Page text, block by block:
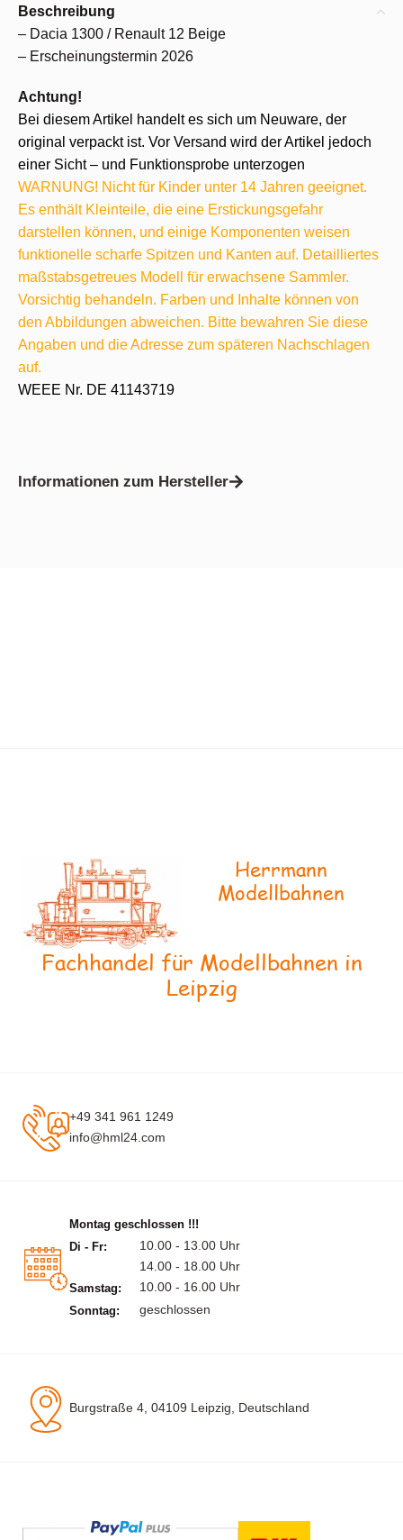
Beschreibung
– Dacia 1300 / Renault 12 Beige
– Erscheinungstermin 2026
Achtung!
Bei diesem Artikel handelt es sich um Neuware, der
original verpackt ist. Vor Versand wird der Artikel jedoch
einer Sicht – und Funktionsprobe unterzogen
WARNUNG! Nicht für Kinder unter 14 Jahren geeignet.
Es enthält Kleinteile, die eine Erstickungsgefahr
darstellen können, und einige Komponenten weisen
funktionelle scharfe Spitzen und Kanten auf. Detailliertes
maßstabsgetreues Modell für erwachsene Sammler.
Vorsichtig behandeln. Farben und Inhalte können von
den Abbildungen abweichen. Bitte bewahren Sie diese
Angaben und die Adresse zum späteren Nachschlagen
auf.
WEEE Nr. DE 41143719
Informationen zum Hersteller
Herrmann
Modellbahnen
Fachhandel für Modellbahnen in
Leipzig
+49 341 961 1249
info@hml24.com
Montag geschlossen !!!
Di - Fr:
10.00 - 13.00 Uhr
14.00 - 18.00 Uhr
Samstag: 10.00 - 16.00 Uhr
Sonntag: geschlossen
Burgstraße 4, 04109 Leipzig, Deutschland